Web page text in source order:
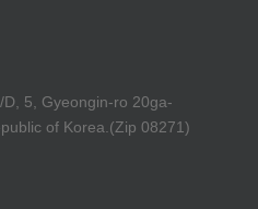
5, Gyeongin-ro 20ga-
of Korea.(Zip 08271)